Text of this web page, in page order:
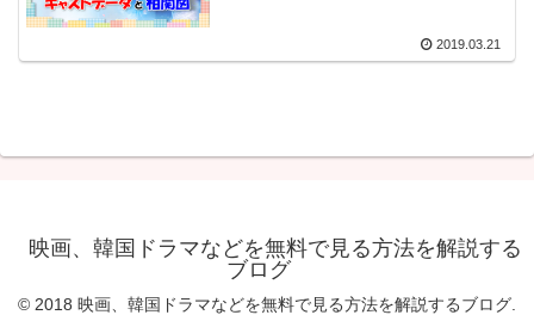
2019.03.21
映画、韓国ドラマなどを無料で見る方法を解説する
ブログ
© 2018 映画、韓国ドラマなどを無料で見る方法を解説するブログ.